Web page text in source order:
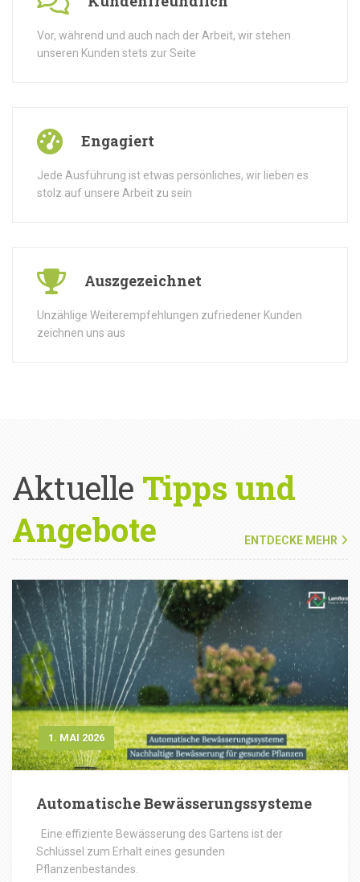
Vor, während und auch nach der Arbeit, wir stehen
unseren Kunden stets zur Seite
Engagiert
Jede Ausführung ist etwas persönliches, wir lieben es
stolz auf unsere Arbeit zu sein
Auszgezeichnet
Unzählige Weiterempfehlungen zufriedener Kunden
zeichnen uns aus
Aktuelle Tipps und
Angebote
ENTDECKE MEHR
1. MAI 2026
Automatische Bewässerungssysteme
Eine effiziente Bewässerung des Gartens ist der
Schlüssel zum Erhalt eines gesunden
Pflanzenbestandes.